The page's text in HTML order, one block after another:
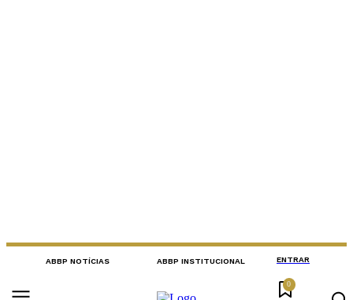
ABBP NOTÍCIAS ABBP INSTITUCIONAL ENTRAR
0